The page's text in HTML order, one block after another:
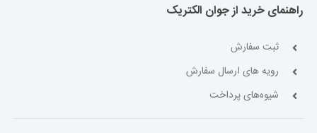
راهنمای خرید از جوان الکتریک
ثبت سفارش
رویه های ارسال سفارش
شیوه‌های پرداخت